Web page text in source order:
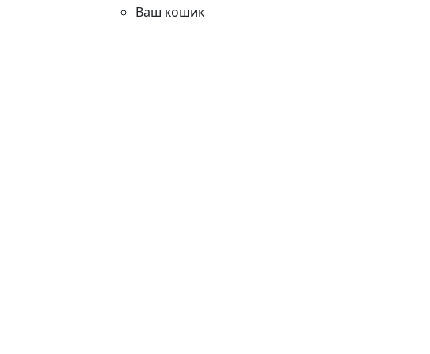
Ваш кошик